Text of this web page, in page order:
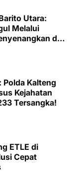
Utara:
Melalui
dan
Polda Kalteng
Kejahatan
Tersangka!
ETLE di
Cepat